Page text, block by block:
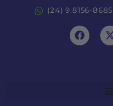
(24) 9.8156-8685